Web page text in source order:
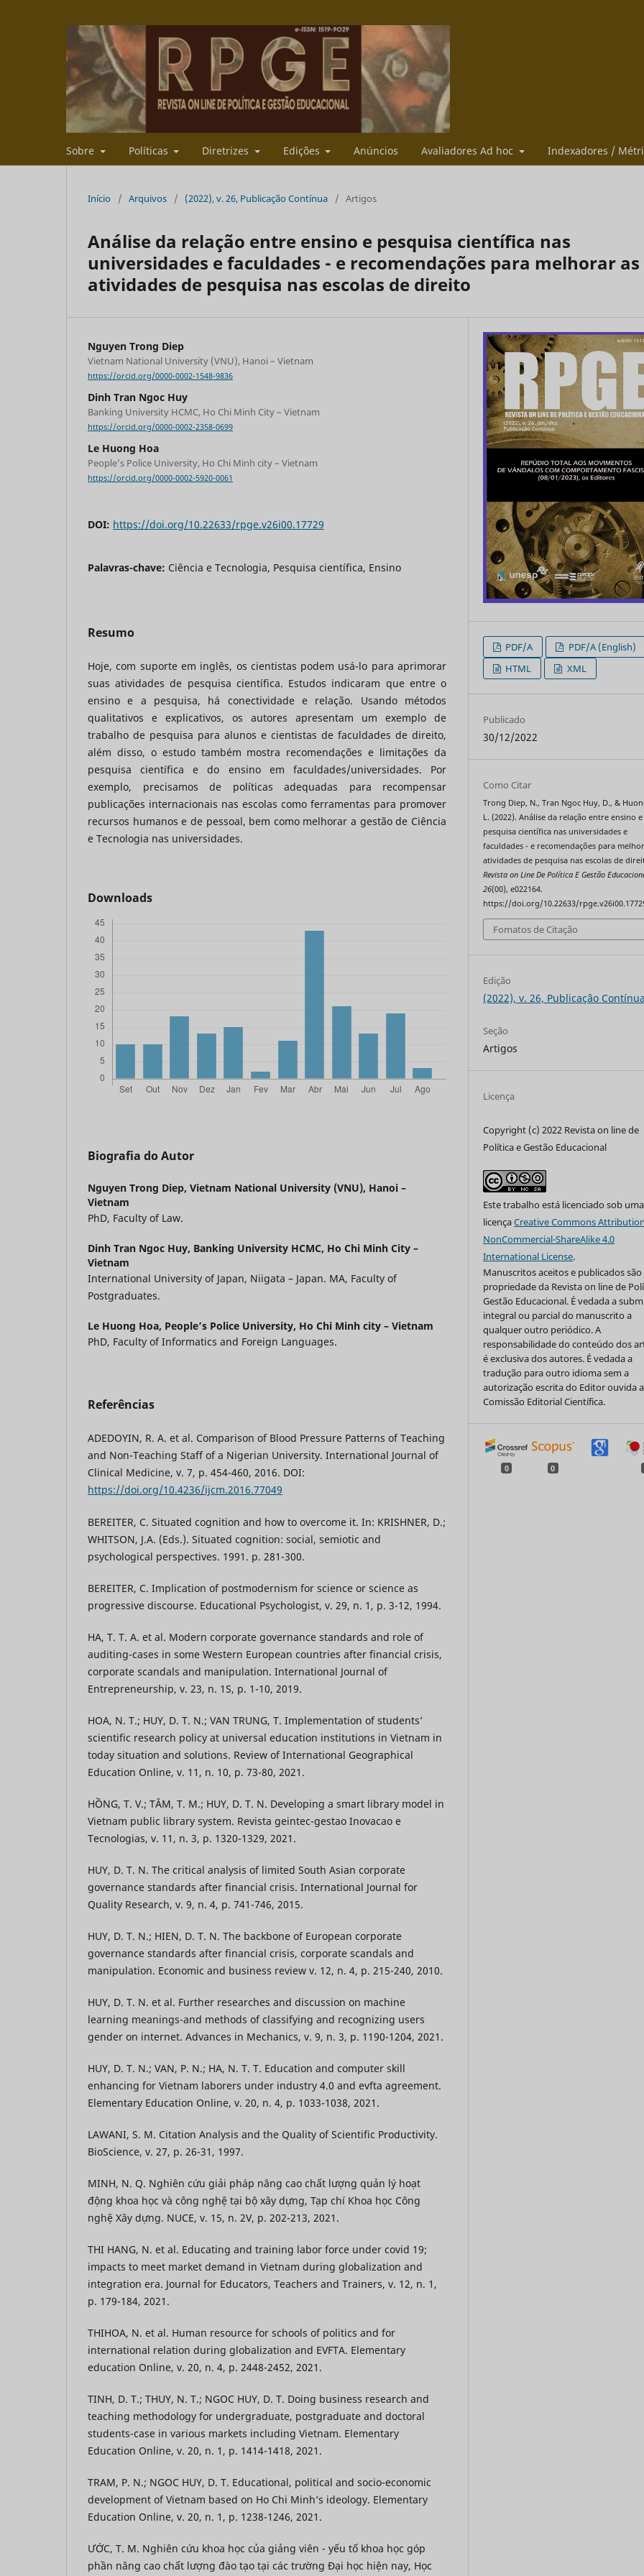
Sobre Políticas Diretrizes Edições Anúncios Avaliadores Ad hoc Indexadores /
Início / Arquivos / (2022), v. 26, Publicação Contínua / Artigos
Análise da relação entre ensino e pesquisa científica nas
universidades e faculdades - e recomendações para melhorar as
atividades de pesquisa nas escolas de direito
Nguyen Trong Diep
Vietnam National University (VNU), Hanoi – Vietnam
https://orcid.org/0000-0002-1548-9836
Dinh Tran Ngoc Huy
Banking University HCMC, Ho Chi Minh City – Vietnam
https://orcid.org/0000-0002-2358-0699
Le Huong Hoa
People’s Police University, Ho Chi Minh city – Vietnam
https://orcid.org/0000-0002-5920-0061
DOI: https://doi.org/10.22633/rpge.v26i00.17729
Palavras-chave: Ciência e Tecnologia, Pesquisa científica, Ensino
Resumo
Hoje, com suporte em inglês, os cientistas podem usá-lo para aprimorar
suas atividades de pesquisa científica. Estudos indicaram que entre o
ensino e a pesquisa, há conectividade e relação. Usando métodos
qualitativos e explicativos, os autores apresentam um exemplo de
trabalho de pesquisa para alunos e cientistas de faculdades de direito,
além disso, o estudo também mostra recomendações e limitações da
pesquisa científica e do ensino em faculdades/universidades. Por
exemplo, precisamos de políticas adequadas para recompensar
publicações internacionais nas escolas como ferramentas para promover
recursos humanos e de pessoal, bem como melhorar a gestão de Ciência
e Tecnologia nas universidades.
Downloads
Biografia do Autor
Nguyen Trong Diep, Vietnam National University (VNU), Hanoi –
Vietnam
PhD, Faculty of Law.
Dinh Tran Ngoc Huy, Banking University HCMC, Ho Chi Minh City –
Vietnam
International University of Japan, Niigata – Japan. MA, Faculty of
Postgraduates.
Le Huong Hoa, People’s Police University, Ho Chi Minh city – Vietnam
PhD, Faculty of Informatics and Foreign Languages.
Referências
ADEDOYIN, R. A. et al. Comparison of Blood Pressure Patterns of Teaching
and Non-Teaching Staff of a Nigerian University. International Journal of
Clinical Medicine, v. 7, p. 454-460, 2016. DOI:
https://doi.org/10.4236/ijcm.2016.77049
BEREITER, C. Situated cognition and how to overcome it. In: KRISHNER, D.;
WHITSON, J.A. (Eds.). Situated cognition: social, semiotic and
psychological perspectives. 1991. p. 281-300.
BEREITER, C. Implication of postmodernism for science or science as
progressive discourse. Educational Psychologist, v. 29, n. 1, p. 3-12, 1994.
HA, T. T. A. et al. Modern corporate governance standards and role of
auditing-cases in some Western European countries after financial crisis,
corporate scandals and manipulation. International Journal of
Entrepreneurship, v. 23, n. 1S, p. 1-10, 2019.
HOA, N. T.; HUY, D. T. N.; VAN TRUNG, T. Implementation of students’
scientific research policy at universal education institutions in Vietnam in
today situation and solutions. Review of International Geographical
Education Online, v. 11, n. 10, p. 73-80, 2021.
HỒNG, T. V.; TÂM, T. M.; HUY, D. T. N. Developing a smart library model in
Vietnam public library system. Revista geintec-gestao Inovacao e
Tecnologias, v. 11, n. 3, p. 1320-1329, 2021.
HUY, D. T. N. The critical analysis of limited South Asian corporate
governance standards after financial crisis. International Journal for
Quality Research, v. 9, n. 4, p. 741-746, 2015.
HUY, D. T. N.; HIEN, D. T. N. The backbone of European corporate
governance standards after financial crisis, corporate scandals and
manipulation. Economic and business review v. 12, n. 4, p. 215-240, 2010.
HUY, D. T. N. et al. Further researches and discussion on machine
learning meanings-and methods of classifying and recognizing users
gender on internet. Advances in Mechanics, v. 9, n. 3, p. 1190-1204, 2021.
HUY, D. T. N.; VAN, P. N.; HA, N. T. T. Education and computer skill
enhancing for Vietnam laborers under industry 4.0 and evfta agreement.
Elementary Education Online, v. 20, n. 4, p. 1033-1038, 2021.
LAWANI, S. M. Citation Analysis and the Quality of Scientific Productivity.
BioScience, v. 27, p. 26-31, 1997.
MINH, N. Q. Nghiên cứu giải pháp nâng cao chất lượng quản lý hoạt
động khoa học và công nghệ tại bộ xây dựng, Tạp chí Khoa học Công
nghệ Xây dựng. NUCE, v. 15, n. 2V, p. 202-213, 2021.
THI HANG, N. et al. Educating and training labor force under covid 19;
impacts to meet market demand in Vietnam during globalization and
integration era. Journal for Educators, Teachers and Trainers, v. 12, n. 1,
p. 179-184, 2021.
THIHOA, N. et al. Human resource for schools of politics and for
international relation during globalization and EVFTA. Elementary
education Online, v. 20, n. 4, p. 2448-2452, 2021.
TINH, D. T.; THUY, N. T.; NGOC HUY, D. T. Doing business research and
teaching methodology for undergraduate, postgraduate and doctoral
students-case in various markets including Vietnam. Elementary
Education Online, v. 20, n. 1, p. 1414-1418, 2021.
TRAM, P. N.; NGOC HUY, D. T. Educational, political and socio-economic
development of Vietnam based on Ho Chi Minh’s ideology. Elementary
Education Online, v. 20, n. 1, p. 1238-1246, 2021.
ƯỚC, T. M. Nghiên cứu khoa học của giảng viên - yếu tố khoa học góp
phần nâng cao chất lượng đào tạo tại các trường Đại học hiện nay, Học
PDF/A
PDF/A (English)
HTML
XML
Publicado
30/12/2022
Como Citar
Trong Diep, N., Tran Ngoc Huy, D., &
L. (2022). Análise da relação entre ensino e
pesquisa científica nas universidades e
faculdades - e recomendações para
atividades de pesquisa nas escolas de
Revista on Line De Política E Gestão
26(00), e022164.
https://doi.org/10.22633/
Fomatos de Citação
Edição
(2022), v. 26, Publicação Contínua
Seção
Artigos
Licença
Copyright (c) 2022 Revista on line de
Política e Gestão Educacional
Este trabalho está licenciado sob uma
licençaCreative Commons
NonCommercial-ShareAlike 4.0
International License.
Manuscritos aceitos e publicados são
propriedade da Revista on line de
Gestão Educacional. É vedada a
integral ou parcial do manuscrito a
qualquer outro periódico. A
responsabilidade do conteúdo dos
é exclusiva dos autores. É vedada a
tradução para outro idioma sem a
autorização escrita do Editor ouvida a
Comissão Editorial Científica.
0 0